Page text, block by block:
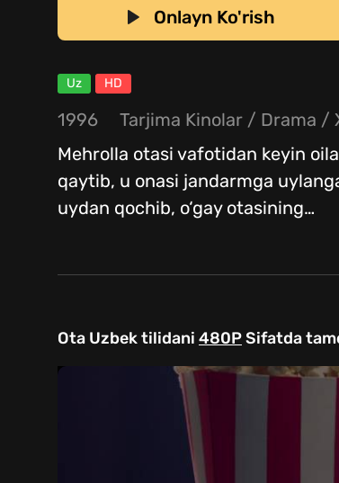
Onlayn Ko'rish
Uz HD
1996 Tarjima Kinolar / Drama /
Mehrolla otasi vafotidan keyin
qaytib, u onasi jandarmga
uydan qochib, o‘gay otasining…
Ota Uzbek tilidani 480PSifatda